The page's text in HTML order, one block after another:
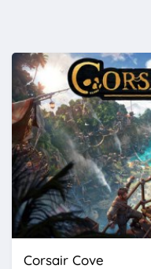
Corsair Cove